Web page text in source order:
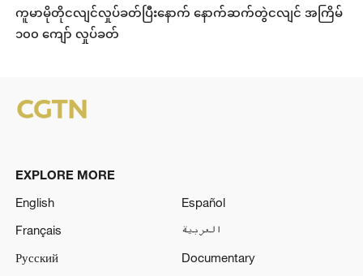
ကူမာမိုတိုငလျင်လှုပ်ခတ်ပြီးနောက် နောက်ဆက်တွဲငလျင် အကြိမ်
၁၀၀ ကျော် လှုပ်ခတ်
EXPLORE MORE
English
Español
Français
العربية
Русский
Documentary